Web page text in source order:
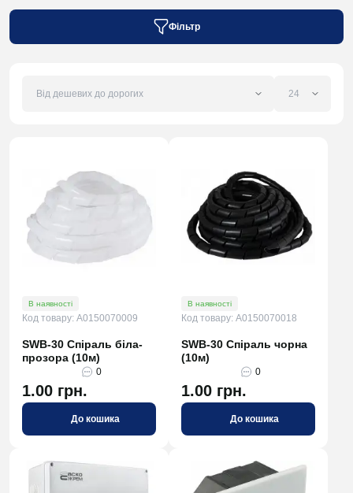
Фільтр
В наявності
Код товару: A0150070009
SWB-30 Спіраль біла-
прозора (10м)
0
1.00 грн.
До кошика
В наявності
Код товару: A0150070018
SWB-30 Спіраль чорна
(10м)
0
1.00 грн.
До кошика